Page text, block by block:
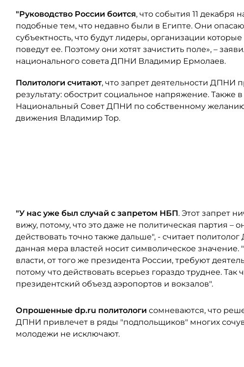
"Руководство России боится, что события 11 декабря
подобные тем, что недавно были в Египте. Они
субъектность, что будут лидеры, организации
поведут ее. Поэтому они хотят зачистить поле», –
национального совета ДПНИ Владимир Ермолаев.
Политологи считают, что запрет деятельности ДПНИ
результату: обострит социальное напряжение. Также
Национальный Совет ДПНИ по собственному
движения Владимир Тор.
"У нас уже был случай с запретом НБП. Этот запрет
вижу, потому, что это даже не политическая партия –
действовать точно также дальше", - считает
данная мера властей носит символическое значение.
власти, от того же президента России, требуют
потому что действовать всерьез гораздо труднее.
президентский объезд аэропортов и вокзалов".
Опрошенные dp.ru политологи сомневаются, что
ДПНИ привлечет в ряды "подпольщиков" многих
молодежи не исключают.